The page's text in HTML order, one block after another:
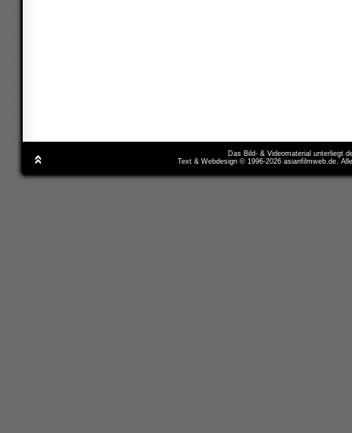
Das Bild- & Videomaterial unterliegt
Text & Webdesign © 1996-2026 asianfilmweb.de.